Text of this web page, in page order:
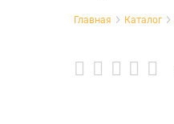
Главная Каталог